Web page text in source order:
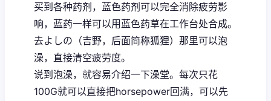
买到各种药剂，蓝色药剂可以完全消除疲劳影
响，蓝药一样可以用蓝色药草在工作台处合成。
去よしの（吉野，后面简称狐狸）那里可以泡
澡，直接清空疲劳度。
说到泡澡，就容易介绍一下澡堂。每次只花
100G就可以直接把horsepower回满，可以先